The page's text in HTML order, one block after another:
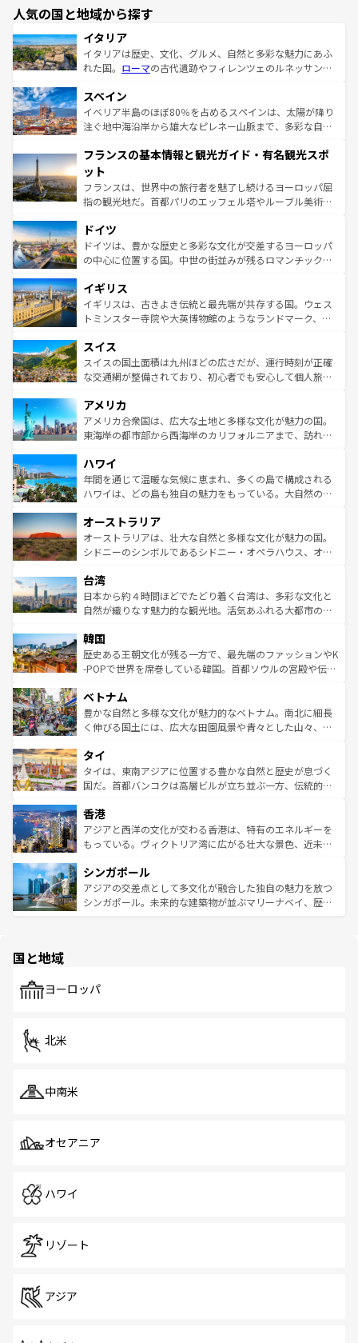
人気の国と地域から探す
イタリア
イタリアは歴史、文化、グルメ、自然と多彩な魅力にあふ
れた国。 ローマの古代遺跡やフィレンツェのルネッサンス
ろん、トスカーナの美しい田園風景やアマルフィ海岸の絶
景など、自然景観も見逃せない。観光の合間には、本場の
ピザやパスタなど、絶品のイタリア料理を堪能することも
ませてくれるイタリアで、忘れられない旅をしてみよう！
なお、新着のイタリア情報は
しい。
スペイン
イベリア半島のほぼ80％を占めるスペインは、太陽が降り
注ぐ地中海沿岸から雄大なピレネー山脈まで、多彩な自然
文化が根付くこの国では、情熱的なフラメンコ、熱気あふ
れる闘牛、そして美味しいタパスが生活の一部となってい
る。首都マドリードの洗練された雰囲気や、バルセロナの
アートに溢れた街角から、地方では古代ローマ遺跡や中世
せる。地方によって風土や気候が異なるスペインはその個
性で訪れる人を魅了する。 なお、新着のスペイン情報は コ
ンテンツ一覧を参照してほしい。
フランスの基本情報と観光ガイド・有名観光スポ
ット
フランスは、世界中の旅行者を魅了し続けるヨーロッパ屈
指の観光地だ。首都パリのエッフェル塔やルーブル美術館
で、幅広い魅力が詰まっている。華麗な宮殿、歴史的な大
聖堂、美しいビーチ、そして豊かな自然が、訪れる者を心
から魅了する。また、フランスは美食の国としても知ら
いる。シャンパンの発祥地であるランス、プロヴァンスの
香り高いラベンダー畑など、多彩な楽しみ方が可能だ。さ
らに、パリ以外の地域にも魅力が溢れており、どの街角に
れる地方に足を運ぶとそれぞれで全く異なる文化を体験で
きるだろう。 なお、新着のフランス情報はコンテンツ一覧
を参照してほしい。
ドイツ
ドイツは、豊かな歴史と多彩な文化が交差するヨーロッパ
の中心に位置する国。中世の街並みが残るロマンチック街
顔を持つこの国は、どこを歩いても飽きることがない。ベ
ルリンの文化的活気、バイエルン州のアルプスの絶景、そ
してライン川沿いのワイン畑といった風景は必見。ビール
は、お酒好きな人にはぜひ体験してほしい。 なお、新着の
ドイツ情報はコンテンツ一覧を参照してほしい。
イギリス
イギリスは、古きよき伝統と最先端が共存する国。ウェス
トミンスター寺院や大英博物館のようなランドマーク、歴
リアごとに異なる魅力がある。また、優雅なアフタヌーン
ティー、ビール好きにはたまらない英国パブ、サッカー観
戦など、本場だからこそできる体験も豊富。イギリスを旅
ンツ一覧を参照してほしい。
スイス
スイスの国土面積は九州ほどの広さだが、運行時刻が正確
な交通網が整備されており、初心者でも安心して個人旅行
の建物がそのまま残る町や、スイスならではのユニークな
博物館もあり、アルプス観光だけでなく町歩きも満喫する
ことができる。国民の所得が高いため物価も高いが、旅行
ば市内交通費無料で観光を楽しむこともできる。 なお、新
着のスイス情報はコンテンツ一覧 を参照してほしい。
アメリカ
アメリカ合衆国は、広大な土地と多様な文化が魅力の国。
東海岸の都市部から西海岸のカリフォルニアまで、訪れる
のような巨大都市は、観光、ショッピング、エンターテイ
ンメントが詰まった刺激的なスポットだ。一方、アメリカ
西部には大自然が広がり、グランドキャニオンやイエロー
部のニューオーリンズでは、音楽と美食が融合した独特の
文化が魅力。旅行者はアメリカの各地域で異なる魅力を楽
しみながら、その多様性と豊かな歴史を感じることができ
ならではの贅沢な旅のスタイルだ。 なお、新着のアメリカ
情報はコンテンツ一覧を参照してほしい。
ハワイ
年間を通じて温暖な気候に恵まれ、多くの島で構成される
ハワイは、どの島も独自の魅力をもっている。大自然の神
ワイ島は見逃せない。また、定番の観光地といえばオアフ
島だが、静かな自然を求めるならマウイ島やカウアイ島が
おすすめ。エメラルドグリーンに輝く海をはじめ、豊かな
れるおもてなしの心で訪れる人々を迎えてくれるハワイの
人々、おいしいローカルフードやハワイアンミュージッ
ク、伝統的なフラダンスなど、すべてがハワイの魅力を彩
ワイを、存分に味わってほしい。 なお、新着のハワイ情報
はコンテンツ一覧を参照してほしい。
オーストラリア
オーストラリアは、壮大な自然と多様な文化が魅力の国。
シドニーのシンボルであるシドニー・オペラハウス、オー
リアリーフや大陸中央部にそびえるウルル（エアーズロッ
ク）、タスマニアの美しい原生林やケアンズの熱帯雨林な
ど、見どころがたくさん。また、カフェやワイン、オージ
いる。アクティビティも充実しており、サーフィンやダイ
ビング、ハイキングなど、アウトドア好きにはたまらな
い。オーストラリアの多彩な魅力を存分に味わいつくそ
参照してほしい。
台湾
日本から約４時間ほどでたどり着く台湾は、多彩な文化と
自然が織りなす魅力的な観光地。活気あふれる大都市の台
ン）、静ひつな山岳地帯である台湾東部など、都市の喧騒
と山間の静けさが共存しており、訪れる人に新しい発見と
驚きをもたらしてくれる。また、奥深い台湾の食文化も魅
容にもいいと評判のスイーツなど、バラエティ豊かな料理
が味わえる。 なお、新着の台湾情報は コンテンツ一覧を参
照してほしい。
韓国
歴史ある王朝文化が残る一方で、最先端のファッションやK
-POPで世界を席巻している韓国。首都ソウルの宮殿や伝統
き、地方に足を延ばせば四季折々の自然美を楽しむことが
できる。そして、キムチや焼肉、絶品のストリートフード
まで、さまざまな韓国料理が待っている。夜には、韓国な
リティに包まれながら、韓国の多彩な魅力を心ゆくまで味
わってみてほしい。 なお、新着の韓国情報はコンテンツ一
覧を参照してほしい。
ベトナム
豊かな自然と多様な文化が魅力的なベトナム。南北に細長
く伸びる国土には、広大な田園風景や青々とした山々、世
急速な発展と共に伝統が息づく。ハノイの古い町並みやホ
ーチミン市のフランス統治時代の建物も、独特の雰囲気を
醸し出している。また、バラエティの豊かさとおいしさで
とつ。フォーやバインミー、ベトナムコーヒーなどは、ぜ
ひ現地で味わいたい。どの地域を訪れてもあたたかい人々
が旅行者を迎えてくれるので、きっと忘れられない旅にな
参照してほしい。
タイ
タイは、東南アジアに位置する豊かな自然と歴史が息づく
国だ。首都バンコクは高層ビルが立ち並ぶ一方、伝統的な
の活気が交差している。北部ではチェンマイなどの山岳地
帯で自然と触れ合い、南部ではプーケットやクラビの美し
いビーチでリゾート気分を楽しむことができる。タイ料理
激する。気候は一年中温暖で、どの季節にも異なる楽しみ
が待っている。親しみやすいタイの人々、仏教を中心とし
た文化、そして多様な観光資源が、訪れる旅人を魅了し続
香港
アジアと西洋の文化が交わる香港は、特有のエネルギーを
もっている。ヴィクトリア湾に広がる壮大な景色、近未来
み、どこを訪れても感動するはず。観光スポットが密集し
ており、効率よく見どころを回れるのも魅力。息をのむよ
うな絶景から文化的な体験まで、香港を存分に楽しみ尽く
シンガポール
アジアの交差点として多文化が融合した独自の魅力を放つ
シンガポール。未来的な建築物が並ぶマリーナベイ、歴史
で、ホーカーズは地元の風情を楽しめる外せないスポット
国と地域
ヨーロッパ
北米
中南米
オセアニア
ハワイ
リゾート
アジア